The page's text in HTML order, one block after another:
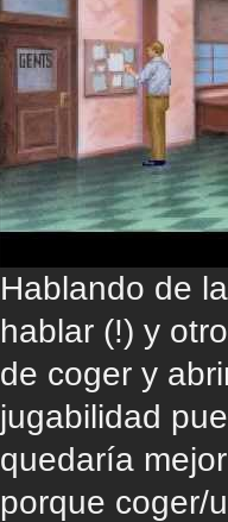
Hablando de
hablar (!) y
de coger y
jugabilidad
quedaría
porque coger/